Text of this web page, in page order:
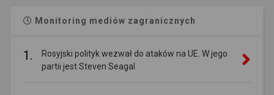
Monitoring mediów zagranicznych
1.
Rosyjski polityk wezwał do ataków na UE. W jego
partii jest Steven Seagal